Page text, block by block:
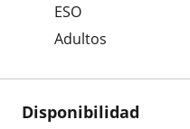
ESO
Adultos
Disponibilidad